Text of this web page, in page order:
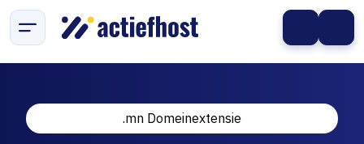
.mn Domeinextensie